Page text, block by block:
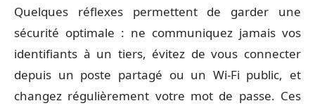
Quelques réflexes permettent de garder une
sécurité optimale : ne communiquez jamais vos
identifiants à un tiers, évitez de vous connecter
depuis un poste partagé ou un Wi-Fi public, et
changez régulièrement votre mot de passe. Ces